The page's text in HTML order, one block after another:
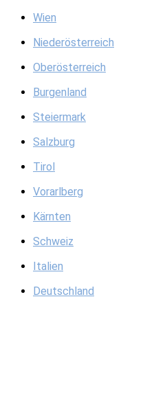
Wien
Niederösterreich
Oberösterreich
Burgenland
Steiermark
Salzburg
Tirol
Vorarlberg
Kärnten
Schweiz
Italien
Deutschland